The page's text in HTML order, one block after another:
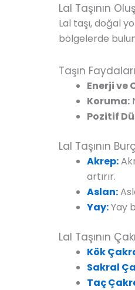
Lal Taşının
Lal taşı, doğal
bölgelerde
Taşın Faydaları
Enerji ve
Koruma:
Pozitif
Lal Taşının
Akrep:
artırır.
Aslan:
Yay:Yay
Lal Taşının
Kök
Sakral
Taç